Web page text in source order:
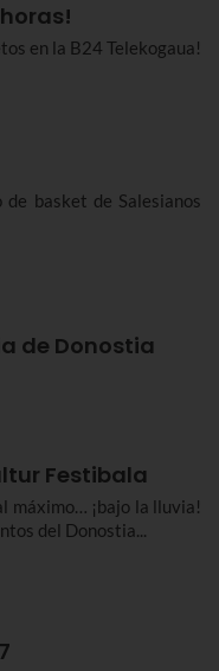
en la B24 Telekogaua!
basket de Salesianos
de Donostia
Festibala
máximo… ¡bajo la lluvia!
del Donostia...